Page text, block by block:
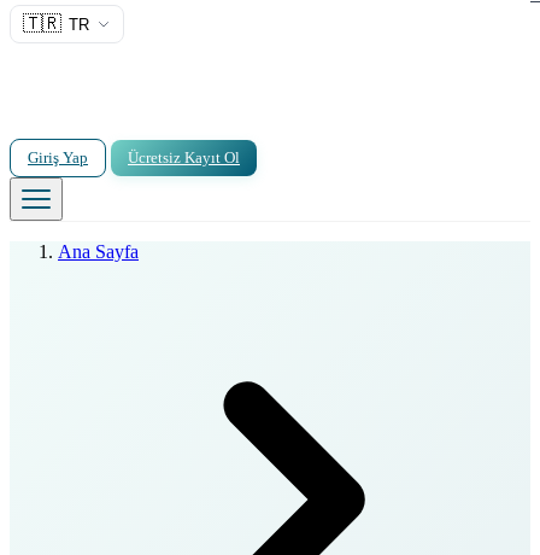
🇹🇷 TR
Giriş Yap Ücretsiz Kayıt Ol
Ana Sayfa